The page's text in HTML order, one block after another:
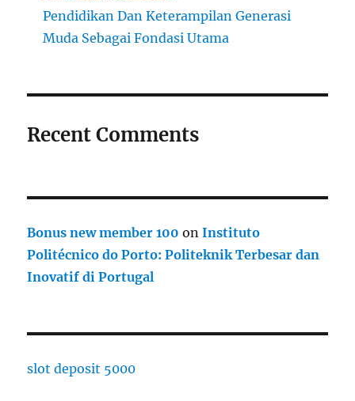
Pendidikan Dan Keterampilan Generasi
Muda Sebagai Fondasi Utama
Recent Comments
Bonus new member 100 onInstituto
Politécnico do Porto: Politeknik Terbesar dan
Inovatif di Portugal
slot deposit 5000